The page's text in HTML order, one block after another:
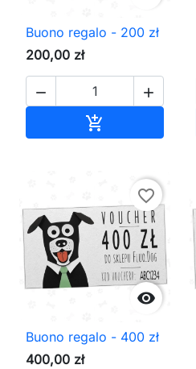
Buono regalo - 200 zł
200,00 zł
 


favorite_border
Buono regalo - 400 zł
400,00 zł